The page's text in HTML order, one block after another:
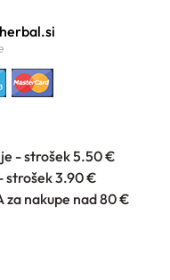
- strošek 5.50 €
strošek 3.90 €
za nakupe nad 80 €